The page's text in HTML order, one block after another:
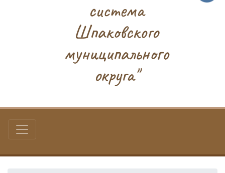
система
Шпаковского
муниципального
округа"